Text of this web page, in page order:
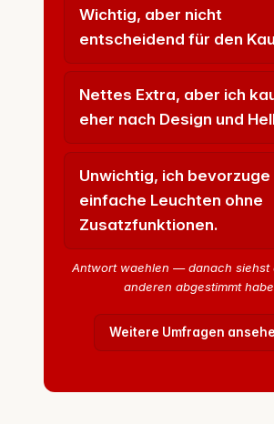
Wichtig, aber nicht
entscheidend für den
Nettes Extra, aber ich
eher nach Design und
Unwichtig, ich bevorzuge
einfache Leuchten ohne
Zusatzfunktionen.
Antwort waehlen — danach siehst du, wie die
anderen abgestimmt
Weitere Umfragen